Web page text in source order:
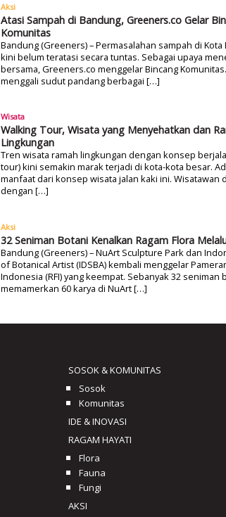
Aksi
Atasi Sampah di Bandung, Greeners.co Gelar
Komunitas
Bandung (Greeners) – Permasalahan sampah di Kota
kini belum teratasi secara tuntas. Sebagai upaya
bersama, Greeners.co menggelar Bincang
menggali sudut pandang berbagai […]
Wisata
Walking Tour, Wisata yang Menyehatkan dan
Lingkungan
Tren wisata ramah lingkungan dengan konsep
tour) kini semakin marak terjadi di kota-kota besar.
manfaat dari konsep wisata jalan kaki ini. Wisatawan
dengan […]
Aksi
32 Seniman Botani Kenalkan Ragam Flora
Bandung (Greeners) – NuArt Sculpture Park dan
of Botanical Artist (IDSBA) kembali menggelar
Indonesia (RFI) yang keempat. Sebanyak 32 seniman
memamerkan 60 karya di NuArt […]
SOSOK & KOMUNITAS
Sosok
Komunitas
IDE & INOVASI
RAGAM HAYATI
Flora
Fauna
Fungi
AKSI